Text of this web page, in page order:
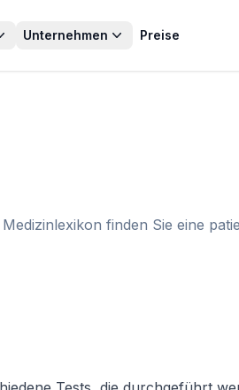
Unternehmen Preise
finden Sie eine